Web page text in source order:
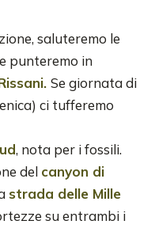
saluteremo le
punteremo in
Se giornata di
ci tufferemo
, nota per i fossili.
del canyon di
strada delle Mille
su entrambi i